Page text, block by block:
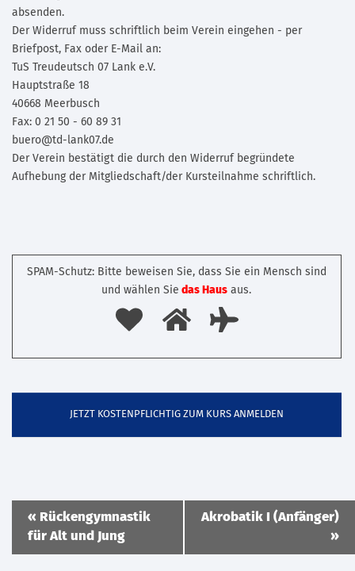
absenden.
Der Widerruf muss schriftlich beim Verein eingehen - per
Briefpost, Fax oder E-Mail an:
TuS Treudeutsch 07 Lank e.V.
Hauptstraße 18
40668 Meerbusch
Fax: 0 21 50 - 60 89 31
buero@td-lank07.de
Der Verein bestätigt die durch den Widerruf begründete
Aufhebung der Mitgliedschaft/der Kursteilnahme schriftlich.
SPAM-Schutz: Bitte beweisen Sie, dass Sie ein Mensch sind
und wählen Sie das Haus aus.
Veranstaltung
Navigation
« Rückengymnastik
für Alt und Jung
Akrobatik I (Anfänger)
»